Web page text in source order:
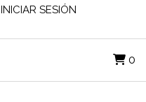
INICIAR SESIÓN
0